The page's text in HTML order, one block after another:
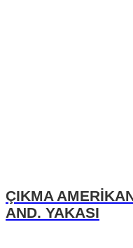
ÇIKMA
AND. YAKASI